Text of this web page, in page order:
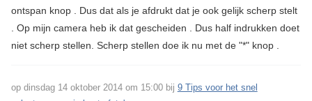
ontspan knop . Dus dat als je afdrukt dat je ook gelijk scherp stelt
. Op mijn camera heb ik dat gescheiden . Dus half indrukken doet
niet scherp stellen. Scherp stellen doe ik nu met de "*" knop .
op dinsdag 14 oktober 2014 om 15:00 bij 9 Tips voor het snel